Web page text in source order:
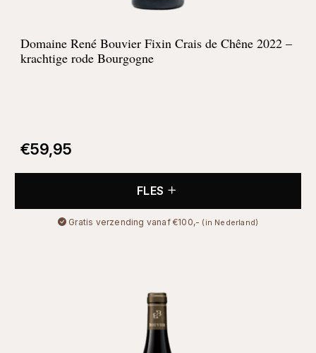
Domaine René Bouvier Fixin Crais de Chêne 2022 –
krachtige rode Bourgogne
€59,95
FLES
Gratis verzending vanaf €100,- (in Nederland)